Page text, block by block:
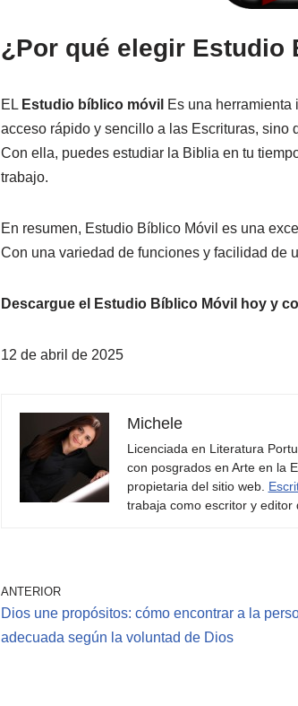
¿Por qué elegir Estudio
EL Estudio bíblico móvil Es una
acceso rápido y sencillo a las Escrituras, sino
Con ella, puedes estudiar la Biblia en tu
trabajo.
En resumen, Estudio Bíblico Móvil es una
Con una variedad de funciones y facilidad de
Descargue el Estudio Bíblico Móvil hoy y
12 de abril de 2025
Michele
Licenciada en Literatura
con posgrados en Arte en la
propietaria del sitio web.
trabaja como escritor y editor
ANTERIOR
Dios une propósitos: cómo encontrar a la
adecuada según la voluntad de Dios